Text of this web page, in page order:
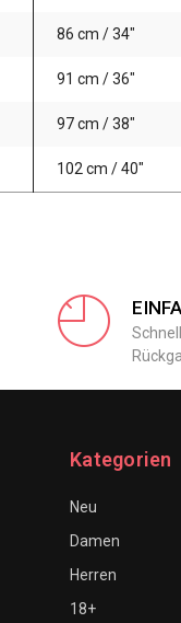
86 cm / 34"
91 cm / 36"
97 cm / 38"
102 cm / 40"
Kategorien
Neu
Damen
Herren
18+